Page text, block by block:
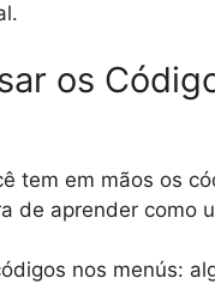
os
tem em mãos os
de aprender como
nos menús: